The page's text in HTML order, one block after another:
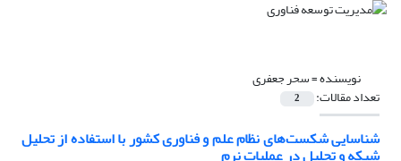
نویسنده =سحر جعفری
تعداد مقالات: 2
شناسایی شکست‌های نظام علم و فناوری کشور با استفاده از تحلیل